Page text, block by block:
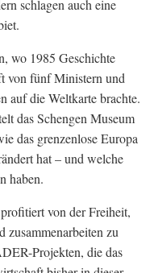
schlagen auch eine
wo 1985 Geschichte
von fünf Ministern und
auf die Weltkarte brachte.
das Schengen Museum
das grenzenlose Europa
hat – und welche
haben.
von der Freiheit,
zusammenarbeiten zu
Projekten, die das